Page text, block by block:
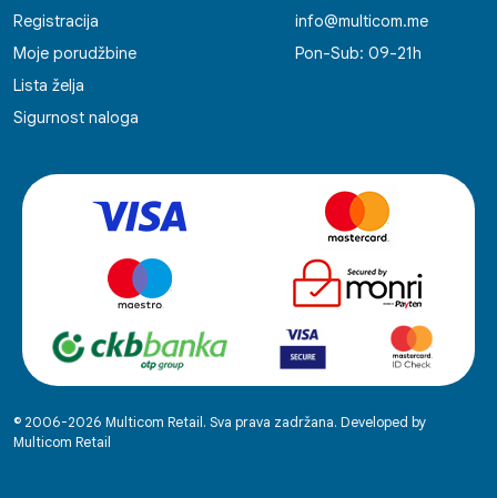
Registracija
Moje porudžbine
Lista želja
Sigurnost naloga
info@multicom.me
Pon-Sub: 09-21h
© 2006-2026 Multicom Retail. Sva prava zadržana. Developed by
Multicom Retail